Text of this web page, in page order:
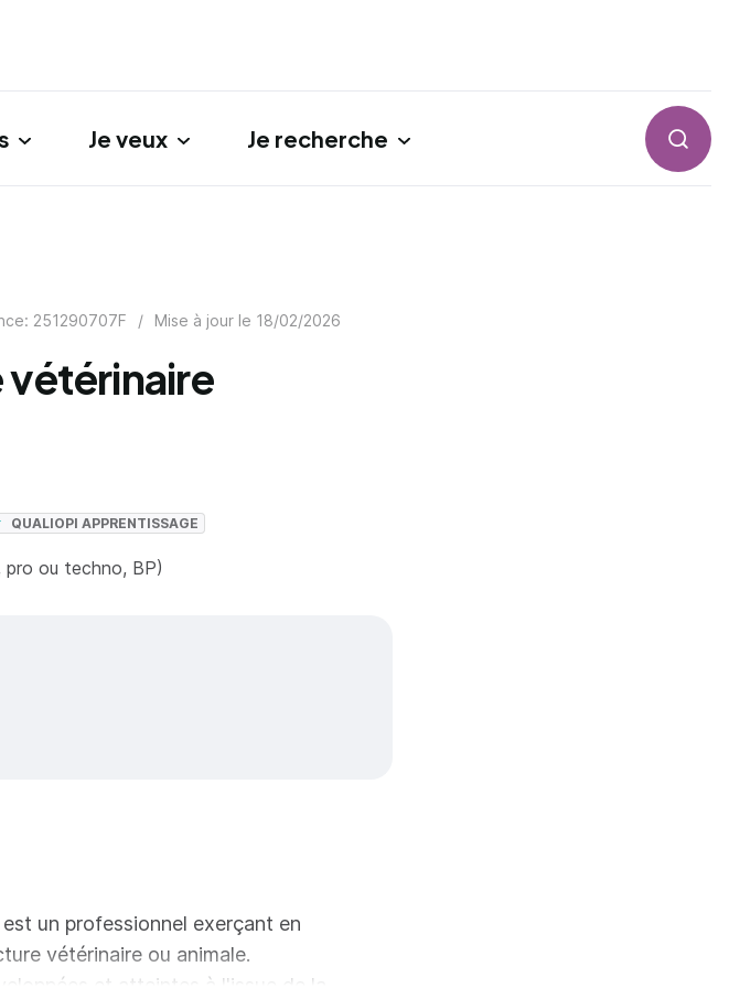
Je veux Je recherche
251290707F / Mise à jour le 18/02/2026
vétérinaire
QUALIOPI APPRENTISSAGE
pro ou techno, BP)
un professionnel exerçant en
vétérinaire ou animale.